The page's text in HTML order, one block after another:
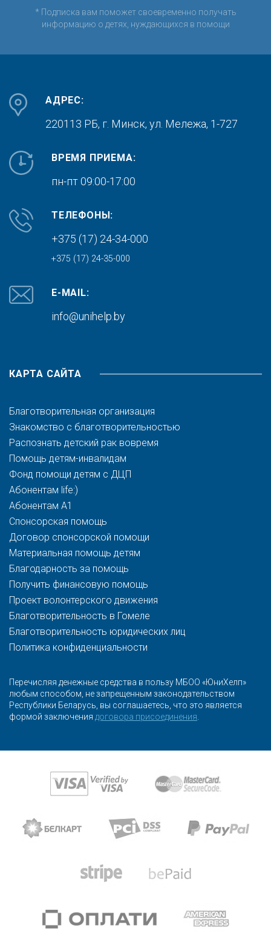
* Подписка вам поможет своевременно получать
информацию о детях, нуждающихся в помощи
АДРЕС:
220113 РБ, г. Минск, ул. Мележа, 1-727
ВРЕМЯ ПРИЕМА:
пн-пт 09:00-17:00
ТЕЛЕФОНЫ:
+375 (17) 24-34-000
+375 (17) 24-35-000
E-MAIL:
info@unihelp.by
КАРТА САЙТА
Благотворительная организация
Знакомство с благотворительностью
Распознать детский рак вовремя
Помощь детям-инвалидам
Фонд помощи детям с ДЦП
Абонентам life:)
Абонентам A1
Спонсорская помощь
Договор спонсорской помощи
Материальная помощь детям
Благодарность за помощь
Получить финансовую помощь
Проект волонтерского движения
Благотворительность в Гомеле
Благотворительность юридических лиц
Политика конфиденциальности
Перечисляя денежные средства в пользу МБОО «ЮниХелп»
любым способом, не запрещенным законодательством
Республики Беларусь, вы соглашаетесь, что это является
формой заключения договора присоединения.